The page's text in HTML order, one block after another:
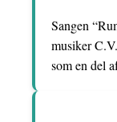
Sangen
musiker
som en del